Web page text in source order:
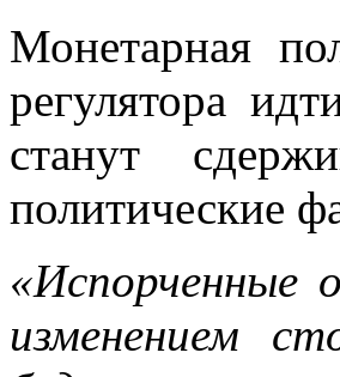
Монетарная
регулятора
станут
политические
«Испорченные
изменением